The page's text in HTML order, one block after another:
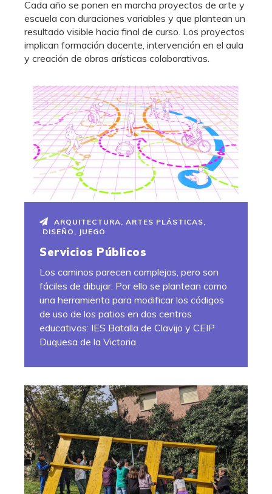
Cada año se ponen en marcha proyectos de arte y
escuela con duraciones variables y que plantean un
resultado visible hacia final de curso. Los proyectos
implican formación docente, intervención en el aula
y creación de obras arísticas colaborativas.
ARQUITECTURA ARTES PLÁSTICAS
DISEÑO
JUEGO
Servicios Públicos
Los caminos parecen complejos, pero son
fáciles de dibujar. Por ello se plantean como
una herramienta para modificar los códigos
de uso de los patios en dos centros
educativos: IES Batalla de Clavijo y CEIP
Duquesa de la Victoria.